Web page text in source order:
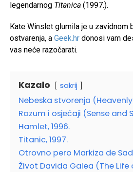
legendarnog Titanica (1997.).
Kate Winslet glumila je u zavidnom
ostvarenja, a Geek.hr donosi vam
vas neće razočarati.
Kazalo sakrij
Nebeska stvorenja
Razum i osjećaji (Sense and
Hamlet, 1996.
Titanic, 1997.
Otrovno pero Markiza de
Život Davida Galea (The Life